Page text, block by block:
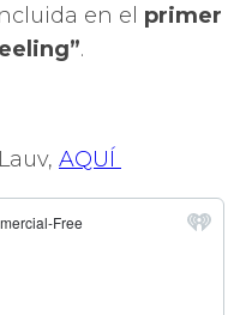
en el primer
.
AQUÍ